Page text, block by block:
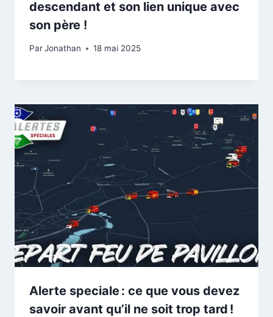
descendant et son lien unique avec
son père !
ParJonathan 18 mai 2025
Alerte speciale : ce que vous devez
savoir avant qu’il ne soit trop tard !